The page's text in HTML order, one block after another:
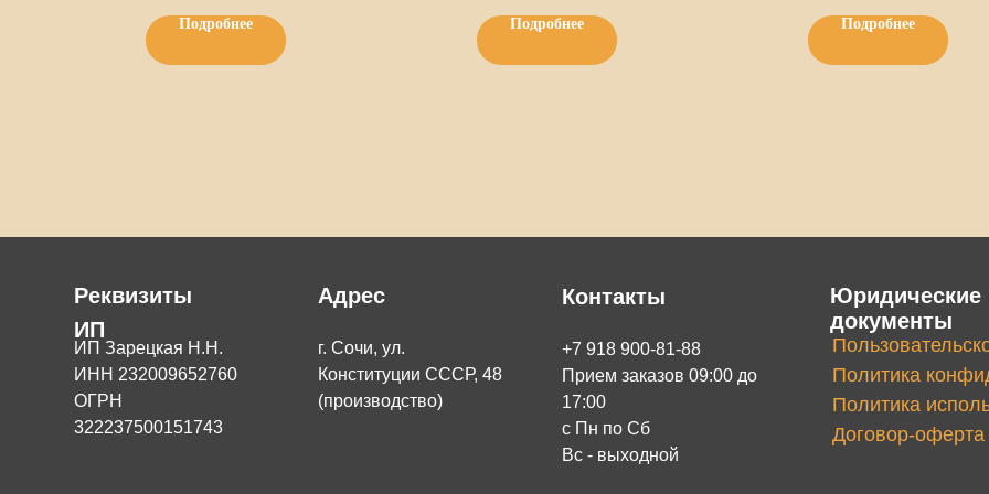
Подробнее Подробнее Подробнее
Реквизиты
ИП
ИП Зарецкая Н.Н.
ИНН 232009652760
ОГРН
322237500151743
Адрес
г. Сочи, ул.
Конституции СССР, 48
(производство)
Контакты
+7 918 900-81-88
Прием заказов 09:00 до
17:00
с Пн по Сб
Вс - выходной
Юридические
документы
Политика
Политика
Договор-оферта